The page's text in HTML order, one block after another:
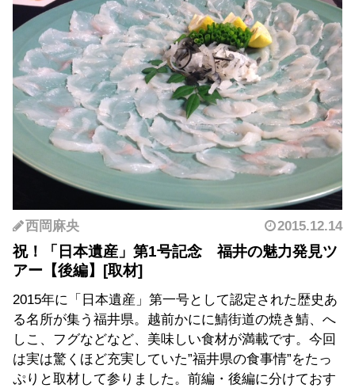
西岡麻央 2015.12.14
祝！「日本遺産」第1号記念 福井の魅力発見ツ
アー【後編】
2015年に「日本遺産」第一号として認定された歴史あ
る名所が集う福井県。越前かにに鯖街道の焼き鯖、へ
しこ、フグなどなど、美味しい食材が満載です。今回
は実は驚くほど充実していた”福井県の食事情”をたっ
ぷりと取材して参りました。前編・後編に分けておす